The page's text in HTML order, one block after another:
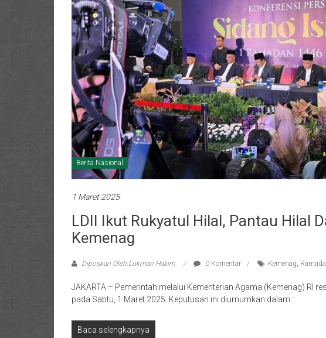
Berita Nasional
1 Maret 2025
LDII Ikut Rukyatul Hilal, Pantau Hilal
Kemenag
Diposkan Oleh:Lukman Hakim 0 Komentar Kemenag,
JAKARTA – Pemerintah melalui Kementerian Agama (Kemenag) RI
pada Sabtu, 1 Maret 2025. Keputusan ini diumumkan dalam
Baca selengkapnya